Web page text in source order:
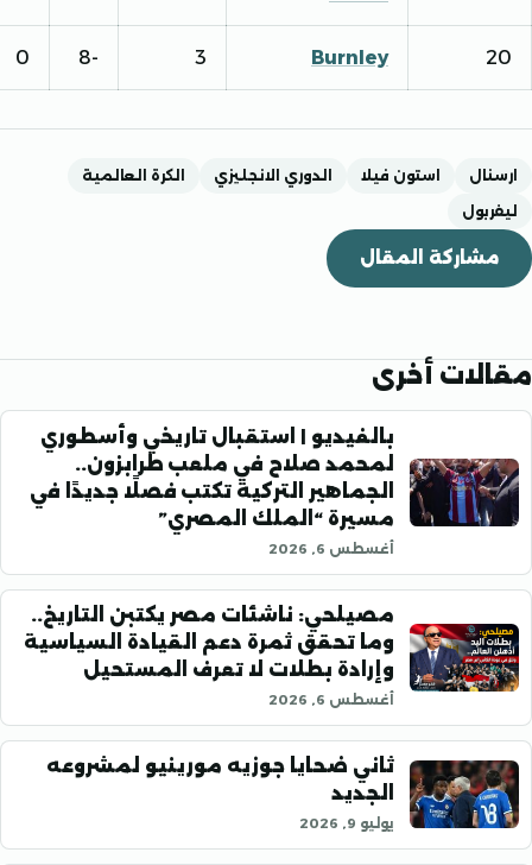
Burnley
استون فيلا الدوري الانجليزي
الكرة العالمية
المقال
أخرى
بالفيديو | استقبال تاريخي وأسطوري
لمحمد صلاح في ملعب طرابزون..
الجماهير التركية تكتب فصلًا جديدًا في
مسيرة “الملك المصري”
أغسطس 6, 2026
مصيلحي: ناشئات مصر يكتبن التاريخ..
وما تحقق ثمرة دعم القيادة السياسية
وإرادة بطلات لا تعرف المستحيل
أغسطس 6, 2026
ثاني ضحايا جوزيه مورينيو لمشروعه
الجديد
يوليو 9, 2026